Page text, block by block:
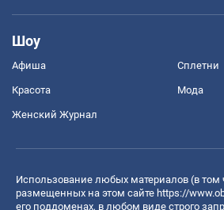
Шоу
Афиша Сплетни
Красота Мода
Женский Журнал
Использование любых материалов (в том
размещенных на этом сайте https://
его поддоменах, в любом виде строго